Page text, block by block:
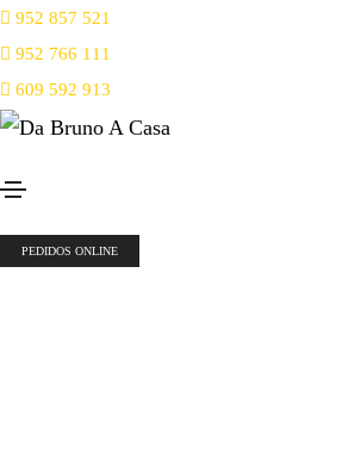
952 857 521
952 766 111
609 592 913
PEDIDOS ONLINE